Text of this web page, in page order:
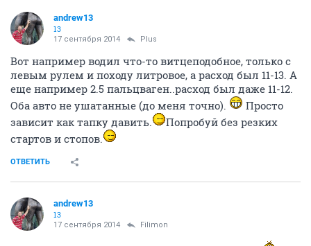
andrew13
13
17 сентября 2014 Plus
Вот например водил что-то витцеподобное, только с
левым рулем и походу литровое, а расход был 11-13. А
еще например 2.5 пальцваген..расход был даже 11-12.
Оба авто не ушатанные (до меня точно).
Просто
зависит как тапку давить.
Попробуй без резких
стартов и стопов.
ОТВЕТИТЬ
andrew13
13
17 сентября 2014 Filimon